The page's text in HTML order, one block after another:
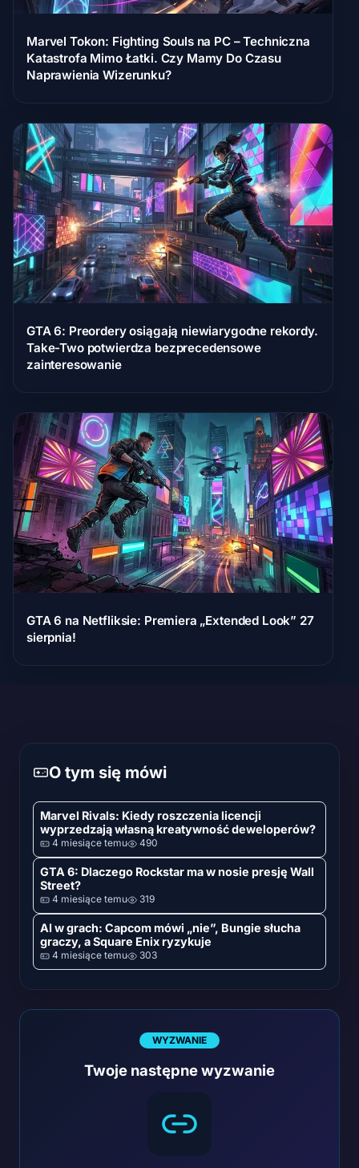
Marvel Tokon: Fighting Souls na PC – Techniczna
Katastrofa Mimo Łatki. Czy Mamy Do Czasu
Naprawienia Wizerunku?
GTA 6: Preordery osiągają niewiarygodne rekordy.
Take-Two potwierdza bezprecedensowe
zainteresowanie
GTA 6 na Netfliksie: Premiera „Extended Look” 27
sierpnia!
O tym się mówi
Marvel Rivals: Kiedy roszczenia licencji
wyprzedzają własną kreatywność deweloperów?
4 miesiące temu 490
GTA 6: Dlaczego Rockstar ma w nosie presję Wall
Street?
4 miesiące temu 319
AI w grach: Capcom mówi „nie”, Bungie słucha
graczy, a Square Enix ryzykuje
4 miesiące temu 303
WYZWANIE
Twoje następne wyzwanie